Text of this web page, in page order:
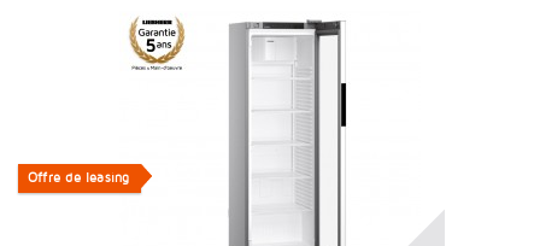
Offre de leasing
Offre de leasing